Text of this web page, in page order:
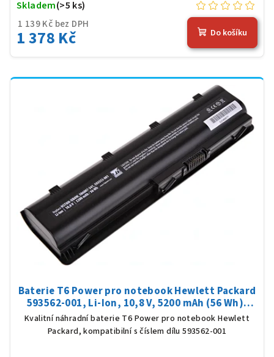
1 139 Kč bez DPH
1 378 Kč
Skladem(>5 ks)
Do košíku
Baterie T6 Power pro notebook Hewlett Packard
593562-001, Li-Ion, 10,8 V, 5200 mAh (56 Wh),
černá
Kvalitní náhradní baterie T6 Power pro notebook Hewlett
Packard, kompatibilní s číslem dílu 593562-001